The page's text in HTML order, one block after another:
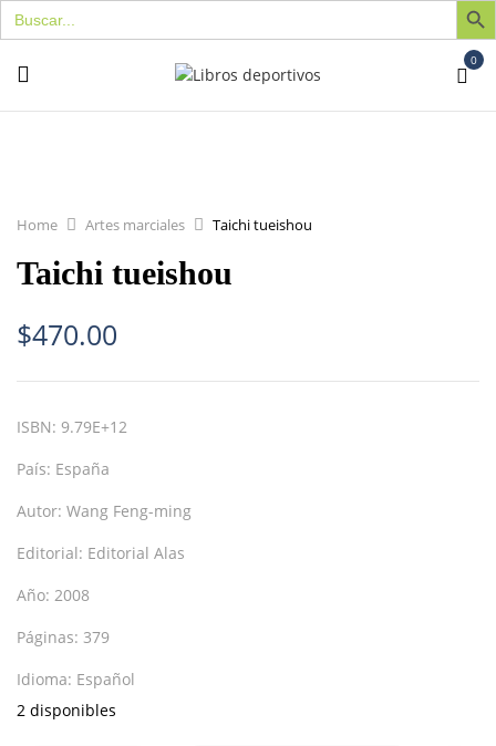
Buscar:
0
Home Artes marciales Taichi tueishou
Taichi tueishou
$470.00
ISBN: 9.79E+12
País: España
Autor: Wang Feng-ming
Editorial: Editorial Alas
Año: 2008
Páginas: 379
Idioma: Español
2 disponibles